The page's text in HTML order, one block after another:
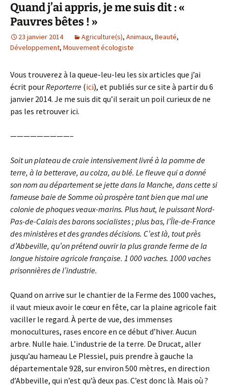
Quand j’ai appris, je me suis dit : «
Pauvres bêtes ! »
23 janvier 2014 Agriculture(s), Animaux, Beauté,
Développement, Mouvement écologiste
Vous trouverez à la queue-leu-leu les six articles que j’ai
écrit pourReporterre (ici), et publiés sur ce site à partir du 6
janvier 2014. Je me suis dit qu’il serait un poil curieux de ne
pas les retrouver ici.
—————————–
Soit un plateau de craie intensivement livré à la pomme de
terre, à la betterave, au colza, au blé. Le fleuve qui a donné
son nom au département se jette dans la Manche, dans cette si
fameuse baie de Somme où prospère tant bien que mal une
colonie de phoques veaux-marins. Plus haut, le puissant Nord-
Pas-de-Calais des barons socialistes ; plus bas, l’Île-de-France
des ministères et des grandes décisions. C’est là, tout près
d’Abbeville, qu’on prétend ouvrir la plus grande ferme de la
longue histoire agricole française. 1 000 vaches. 1000 vaches
prisonnières de l’industrie.
Quand on arrive sur le chantier de la Ferme des 1000 vaches,
il vaut mieux avoir le cœur en fête, car la plaine agricole fait
vaciller le regard. À perte de vue, des immenses
monocultures, rases encore en ce début d’hiver. Aucun
arbre. Nulle haie. L’industrie de la terre. De Drucat, aller
jusqu’au hameau Le Plessiel, puis prendre à gauche la
départementale 928, sur environ 500 mètres, en direction
d’Abbeville, qui n’est qu’à deux pas. C’est donc là. Mais où ?